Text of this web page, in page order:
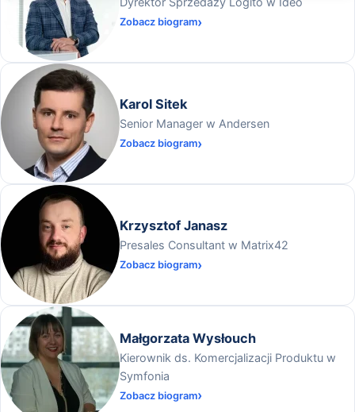
Zobacz biogram
Karol Sitek
Senior Manager w Andersen
Zobacz biogram
Krzysztof Janasz
Presales Consultant w Matrix42
Zobacz biogram
Małgorzata Wysłouch
Kierownik ds. Komercjalizacji Produktu w
Symfonia
Zobacz biogram